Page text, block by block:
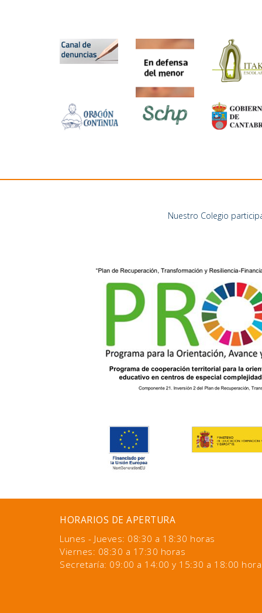
Nuestro Colegio
HORARIOS DE APERTURA
Lunes - Jueves: 08:30 a 18:30 horas
Viernes: 08:30 a 17:30 horas
Secretaría: 09:00 a 14:00 y 15:30 a 18:00